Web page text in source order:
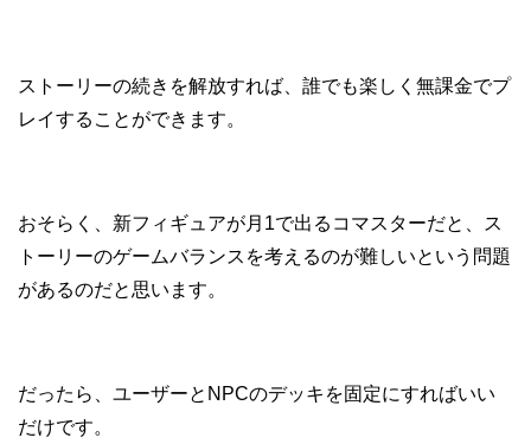
ストーリーの続きを解放すれば、誰でも楽しく無課金でプ
レイすることができます。
おそらく、新フィギュアが月1で出るコマスターだと、ス
トーリーのゲームバランスを考えるのが難しいという問題
があるのだと思います。
だったら、ユーザーとNPCのデッキを固定にすればいい
だけです。